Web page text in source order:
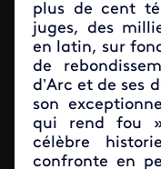
plus de cent
juges, des
en latin, sur
de
d’Arc et de ses
son
qui rend fou
célèbre
confronte en